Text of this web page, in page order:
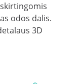
odos dalis.
3D